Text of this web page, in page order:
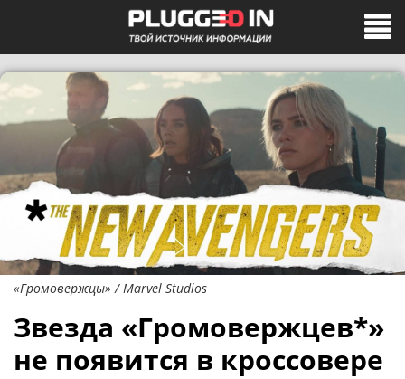
«Громовержцы» / Marvel Studios
Звезда «Громовержцев*»
не появится в кроссовере